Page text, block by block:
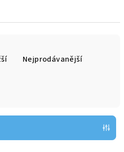
Nejprodávanější